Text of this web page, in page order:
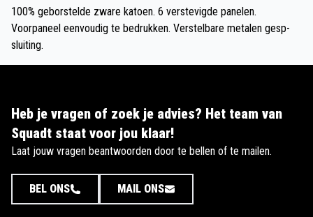
100% geborstelde zware katoen. 6 verstevigde panelen.
Voorpaneel eenvoudig te bedrukken. Verstelbare metalen gesp-
sluiting.
Heb je vragen of zoek je advies? Het team van
Squadt staat voor jou klaar!
Laat jouw vragen beantwoorden door te bellen of te mailen.
BEL ONS MAIL ONS